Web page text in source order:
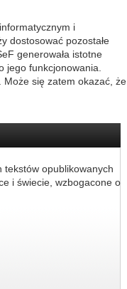
i
dostosować pozostałe
generowała istotne
jego funkcjonowania.
Może się zatem okazać, że
tekstów opublikowanych
i świecie, wzbogacone o